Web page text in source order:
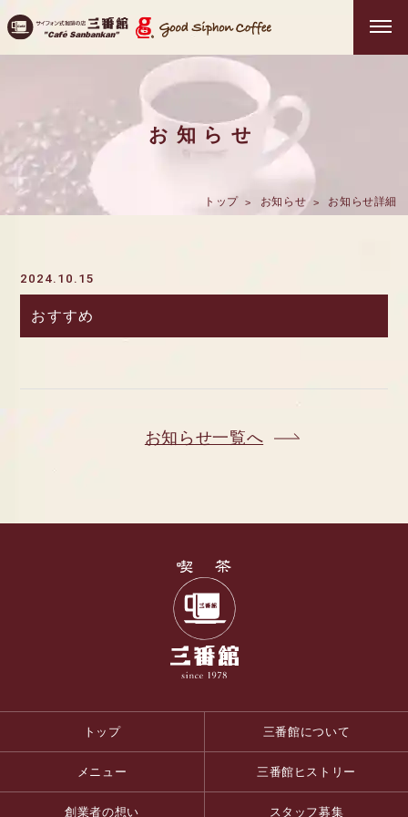
お知らせ
トップ お知らせ お知らせ詳細
2024.10.15
おすすめ
お知らせ一覧へ
トップ 三番館について
メニュー 三番館ヒストリー
創業者の想い スタッフ募集